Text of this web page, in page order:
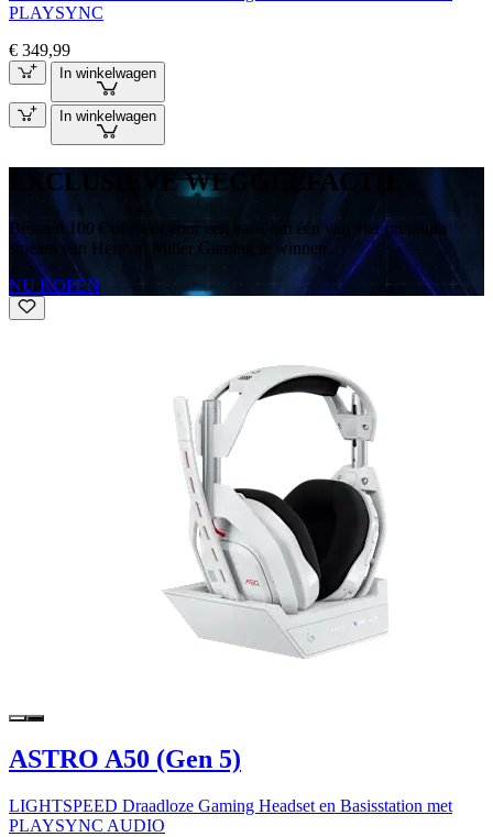
PLAYSYNC
€ 349,99
In winkelwagen
In winkelwagen
EXCLUSIEVE WEGGEEFACTIE
Besteed 100 € of meer voor een kans om één van vier premium
stoelen van Herman Miller Gaming te winnen.
NU KOPEN
ASTRO A50 (Gen 5)
LIGHTSPEED Draadloze Gaming Headset en Basisstation met
PLAYSYNC AUDIO